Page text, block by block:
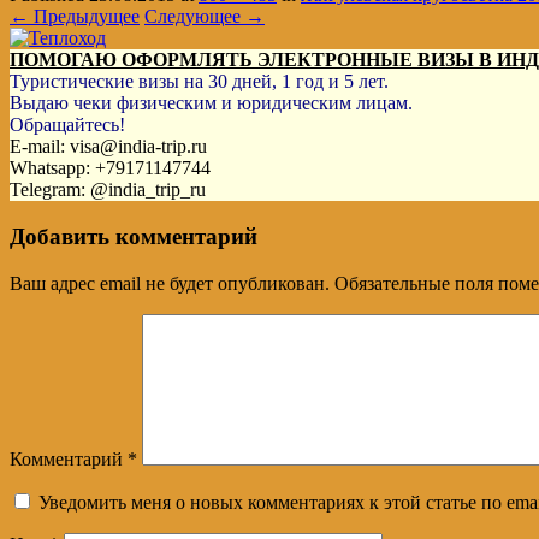
← Предыдущее Следующее →
ПОМОГАЮ ОФОРМЛЯТЬ ЭЛЕКТРОННЫЕ ВИЗЫ В
Туристические визы на 30 дней, 1 год и 5 лет.
Выдаю чеки физическим и юридическим лицам.
Обращайтесь!
E-mail: visa@india-trip.ru
Whatsapp: +79171147744
Telegram: @india_trip_ru
Добавить комментарий
Ваш адрес email не будет опубликован. Обязательные поля
Комментарий *
Уведомить меня о новых комментариях к этой статье по